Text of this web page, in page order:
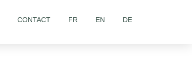
CONTACT FR EN DE